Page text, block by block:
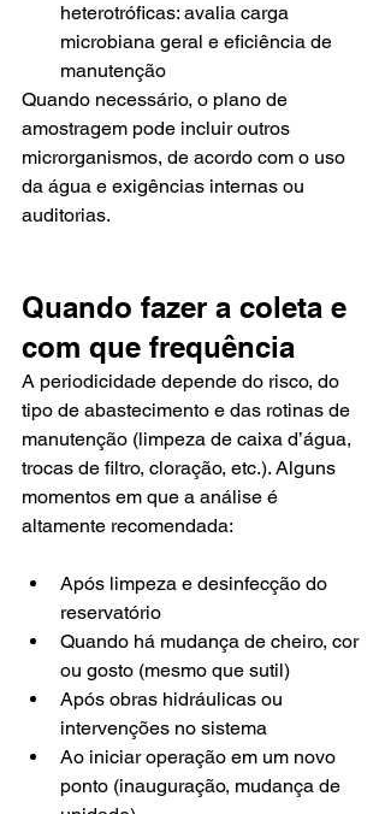
heterotróficas: avalia carga
microbiana geral e eficiência de
manutenção
Quando necessário, o plano de
amostragem pode incluir outros
microrganismos, de acordo com o uso
da água e exigências internas ou
auditorias.
Quando fazer a coleta e
com que frequência
A periodicidade depende do risco, do
tipo de abastecimento e das rotinas de
manutenção (limpeza de caixa d’água,
trocas de filtro, cloração, etc.). Alguns
momentos em que a análise é
altamente recomendada:
Após limpeza e desinfecção do
reservatório
Quando há mudança de cheiro, cor
ou gosto (mesmo que sutil)
Após obras hidráulicas ou
intervenções no sistema
Ao iniciar operação em um novo
ponto (inauguração, mudança de